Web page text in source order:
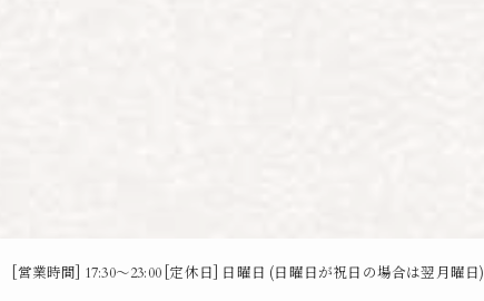
[営業時間] 17:30～23:00 [定休日] 日曜日 (日曜日が祝日の場合は翌月曜日)